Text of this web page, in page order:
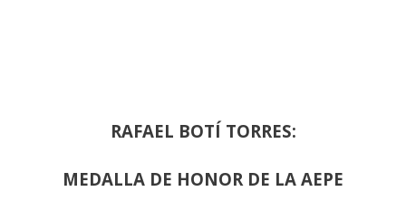
RAFAEL BOTÍ TORRES:
MEDALLA DE HONOR DE LA AEPE